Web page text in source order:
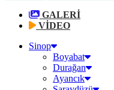
GALERİ
VİDEO
Sinop
Boyabat
Durağan
Ayancık